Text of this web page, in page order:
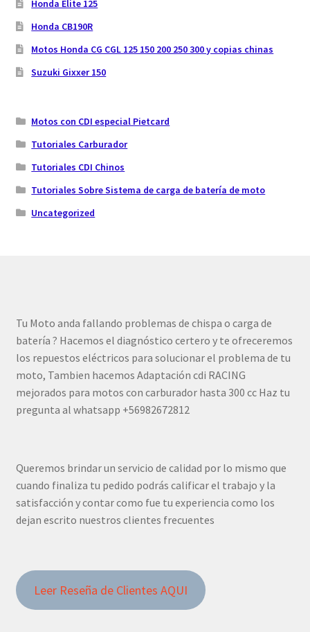
Honda Elite 125
Honda CB190R
Motos Honda CG CGL 125 150 200 250 300 y copias chinas
Suzuki Gixxer 150
Motos con CDI especial Pietcard
Tutoriales Carburador
Tutoriales CDI Chinos
Tutoriales Sobre Sistema de carga de batería de moto
Uncategorized
Tu Moto anda fallando problemas de chispa o carga de
batería ? Hacemos el diagnóstico certero y te ofreceremos
los repuestos eléctricos para solucionar el problema de tu
moto, Tambien hacemos Adaptación cdi RACING
mejorados para motos con carburador hasta 300 cc Haz tu
pregunta al whatsapp +56982672812
Queremos brindar un servicio de calidad por lo mismo que
cuando finaliza tu pedido podrás calificar el trabajo y la
satisfacción y contar como fue tu experiencia como los
dejan escrito nuestros clientes frecuentes
Leer Reseña de Clientes AQUI